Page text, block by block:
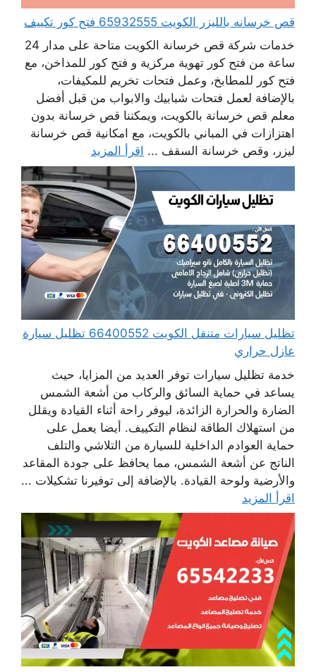
قص خرسانه بالليزر الكويت 65932555 فتح كور تكييف
خدمات شركة قص خرسانة الكويت متاحة على مدار 24
ساعة من فتح كور تهوية مركزية و فتح كور للمداخن، مع
فتح كور للمطابخ، وعمل فتحات تخريم للمكيفات،
بالإضافة لعمل فتحات شبابيك والابواب من قبل أفضل
معلم قص خرسانة بالكويت، ويمكننا قص خرسانة بدون
اهتزازات في المباني بالكويت، مع امكانية قص خرسانة
ليزر، وقص خرسانة السقف ... اقرأ المزيد
تظليل سيارات متنقل الكويت 66400552 تظليل سيارة
عازل حراري
خدمة تظليل سيارات توفر العديد من المزايا، حيث
يساعد في حماية السائق والركاب من أشعة الشمس
الضارة والحرارة الزائدة، ليوفر راحة أثناء القيادة ويقلل
من استهلاك الطاقة لنظام التكييف. أيضا يعمل على
حماية العوادم الداخلية للسيارة من التلاشي والتلف
الناتج عن أشعة الشمس، مما يحافظ على جودة المقاعد
والأرضية ولوحة القيادة. بالإضافة إلى توفيرنا تشكيلات ...
اقرأ المزيد